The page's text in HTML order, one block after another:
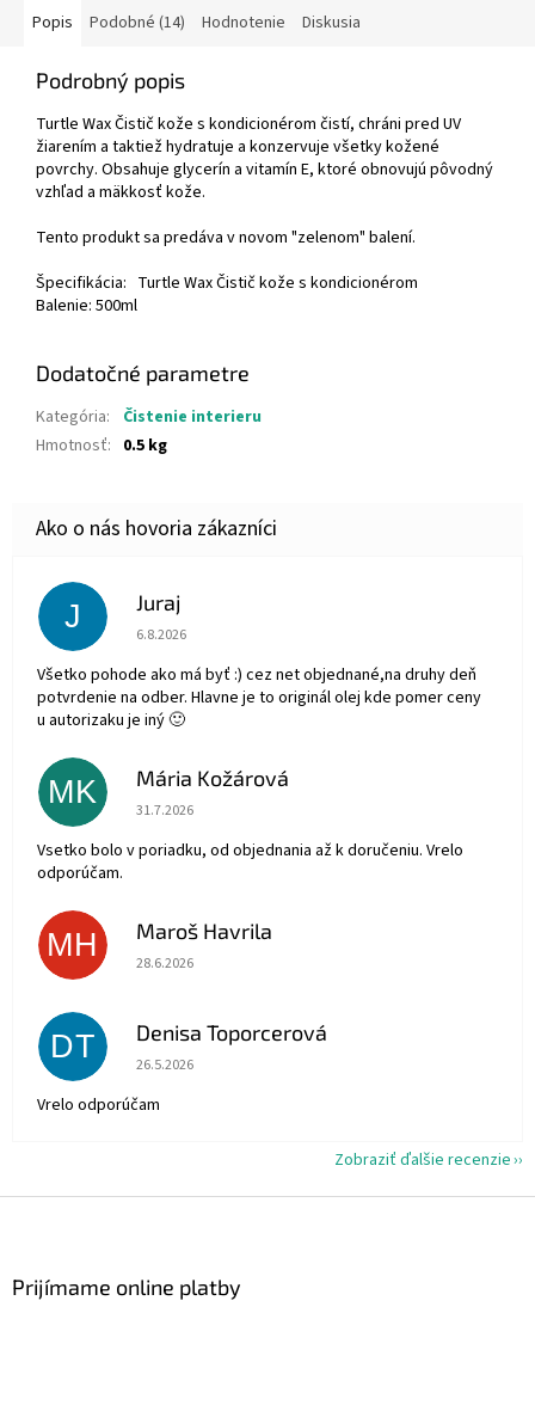
Popis Podobné (14) Hodnotenie Diskusia
Podrobný popis
Turtle Wax Čistič kože s kondicionérom čistí, chráni pred UV
žiarením a taktiež hydratuje a konzervuje všetky kožené
povrchy. Obsahuje glycerín a vitamín E, ktoré obnovujú pôvodný
vzhľad a mäkkosť kože.
Tento produkt sa predáva v novom "zelenom" balení.
Špecifikácia: Turtle Wax Čistič kože s kondicionérom
Balenie: 500ml
Dodatočné parametre
Kategória:
Čistenie interieru
Hmotnosť: 0.5 kg
J Juraj
Hodnotenie obchodu je 5 z 5 hviezdičiek.
6.8.2026
Všetko pohode ako má byť :) cez net objednané,na druhy deň
potvrdenie na odber. Hlavne je to originál olej kde pomer ceny
u autorizaku je iný 🙂
MK Mária Kožárová
Hodnotenie obchodu je 5 z 5 hviezdičiek.
31.7.2026
Vsetko bolo v poriadku, od objednania až k doručeniu. Vrelo
odporúčam.
MH Maroš Havrila
Hodnotenie obchodu je 5 z 5 hviezdičiek.
28.6.2026
DT Denisa Toporcerová
Hodnotenie obchodu je 5 z 5 hviezdičiek.
26.5.2026
Vrelo odporúčam
Zobraziť ďalšie recenzie
Prijímame online platby